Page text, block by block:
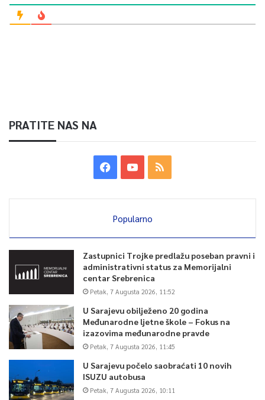
obilježavanja godišnjice genocida u Srebrenici i svake godine
okuplja hiljade ljudi koji svojim učešćem odaju počast ubijenim
PRATITE NAS NA
Popularno
Zastupnici Trojke predlažu poseban pravni i
administrativni status za Memorijalni
centar Srebrenica
Petak, 7 Augusta 2026, 11:52
U Sarajevu obilježeno 20 godina
Međunarodne ljetne škole – Fokus na
izazovima međunarodne pravde
Petak, 7 Augusta 2026, 11:45
U Sarajevu počelo saobraćati 10 novih
ISUZU autobusa
Petak, 7 Augusta 2026, 10:11